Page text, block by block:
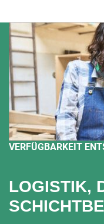
VERFÜGBARKEIT
LOGISTIK,